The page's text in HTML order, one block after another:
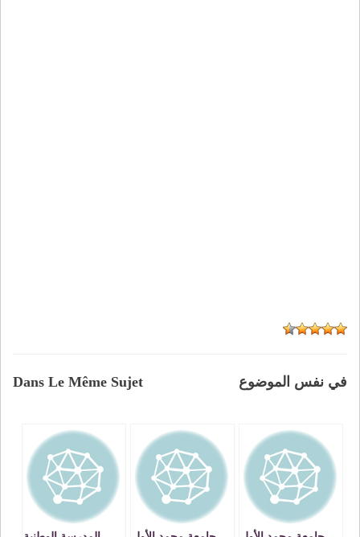
Dans Le Même Sujet في نفس الموضوع